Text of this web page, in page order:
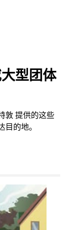
型团体
敦 提供的这些
的地。